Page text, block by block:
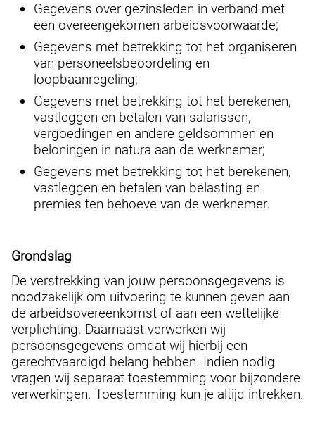
Gegevens over gezinsleden in verband met
een overeengekomen arbeidsvoorwaarde;
Gegevens met betrekking tot het organiseren
van personeelsbeoordeling en
loopbaanregeling;
Gegevens met betrekking tot het berekenen,
vastleggen en betalen van salarissen,
vergoedingen en andere geldsommen en
beloningen in natura aan de werknemer;
Gegevens met betrekking tot het berekenen,
vastleggen en betalen van belasting en
premies ten behoeve van de werknemer.
Grondslag
De verstrekking van jouw persoonsgegevens is
noodzakelijk om uitvoering te kunnen geven aan
de arbeidsovereenkomst of aan een wettelijke
verplichting. Daarnaast verwerken wij
persoonsgegevens omdat wij hierbij een
gerechtvaardigd belang hebben. Indien nodig
vragen wij separaat toestemming voor bijzondere
verwerkingen. Toestemming kun je altijd intrekken.